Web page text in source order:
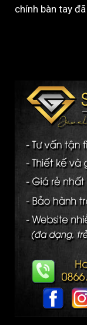
chính bàn tay